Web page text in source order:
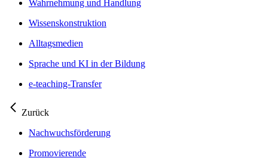
Wahrnehmung und Handlung
Wissenskonstruktion
Alltagsmedien
Sprache und KI in der Bildung
e-teaching-Transfer
Zurück
Nachwuchsförderung
Promovierende